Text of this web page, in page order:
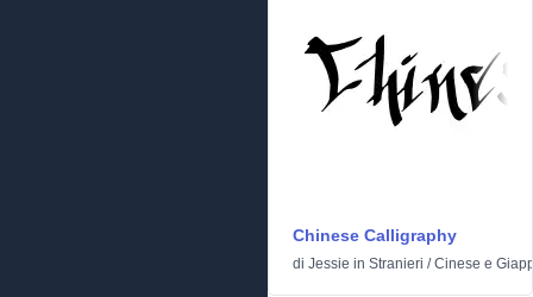
Chinese Calligraphy
di Jessie in Stranieri /Cinese e